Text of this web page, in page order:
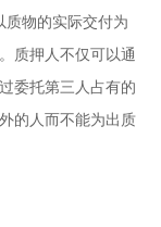
质物的实际交付为
质押人不仅可以通
委托第三人占有的
的人而不能为出质